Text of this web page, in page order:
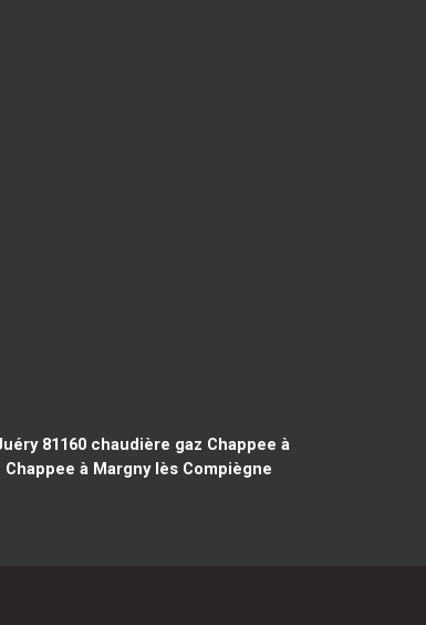
81160chaudière gaz Chappee à
à Margny lès Compiègne